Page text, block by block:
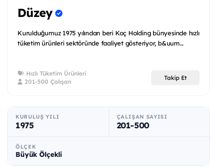
Düzey
Kurulduğumuz 1975 yılından beri Koç Holding bünyesinde hızlı
tüketim ürünleri sektöründe faaliyet gösteriyor, b&uum...
Hızlı Tüketim Ürünleri
201-500 Çalışan
Takip Et
KURULUŞ YILI
1975
ÇALIŞAN SAYISI
201-500
ÖLÇEK
Büyük Ölçekli